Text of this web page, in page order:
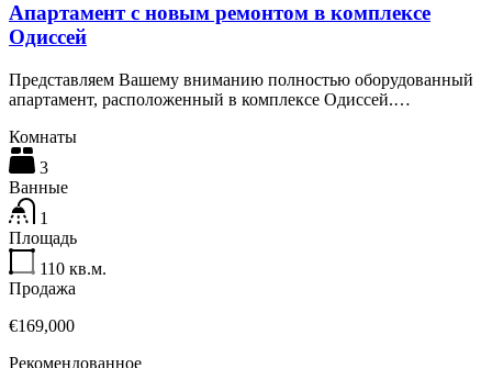
Апартамент с новым ремонтом в комплексе
Одиссей
Представляем Вашему вниманию полностью оборудованный
апартамент, расположенный в комплексе Одиссей.…
Комнаты
3
Ванные
1
Площадь
110 кв.м.
Продажа
€169,000
Рекомендованное